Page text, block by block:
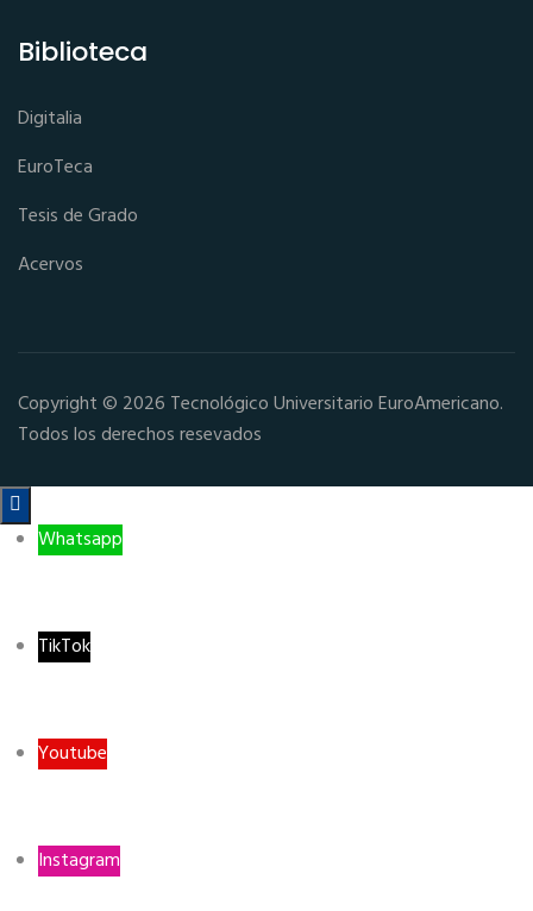
Biblioteca
Digitalia
EuroTeca
Tesis de Grado
Acervos
Copyright © 2026 Tecnológico Universitario EuroAmericano.
Todos los derechos resevados

Whatsapp
TikTok
Youtube
Instagram